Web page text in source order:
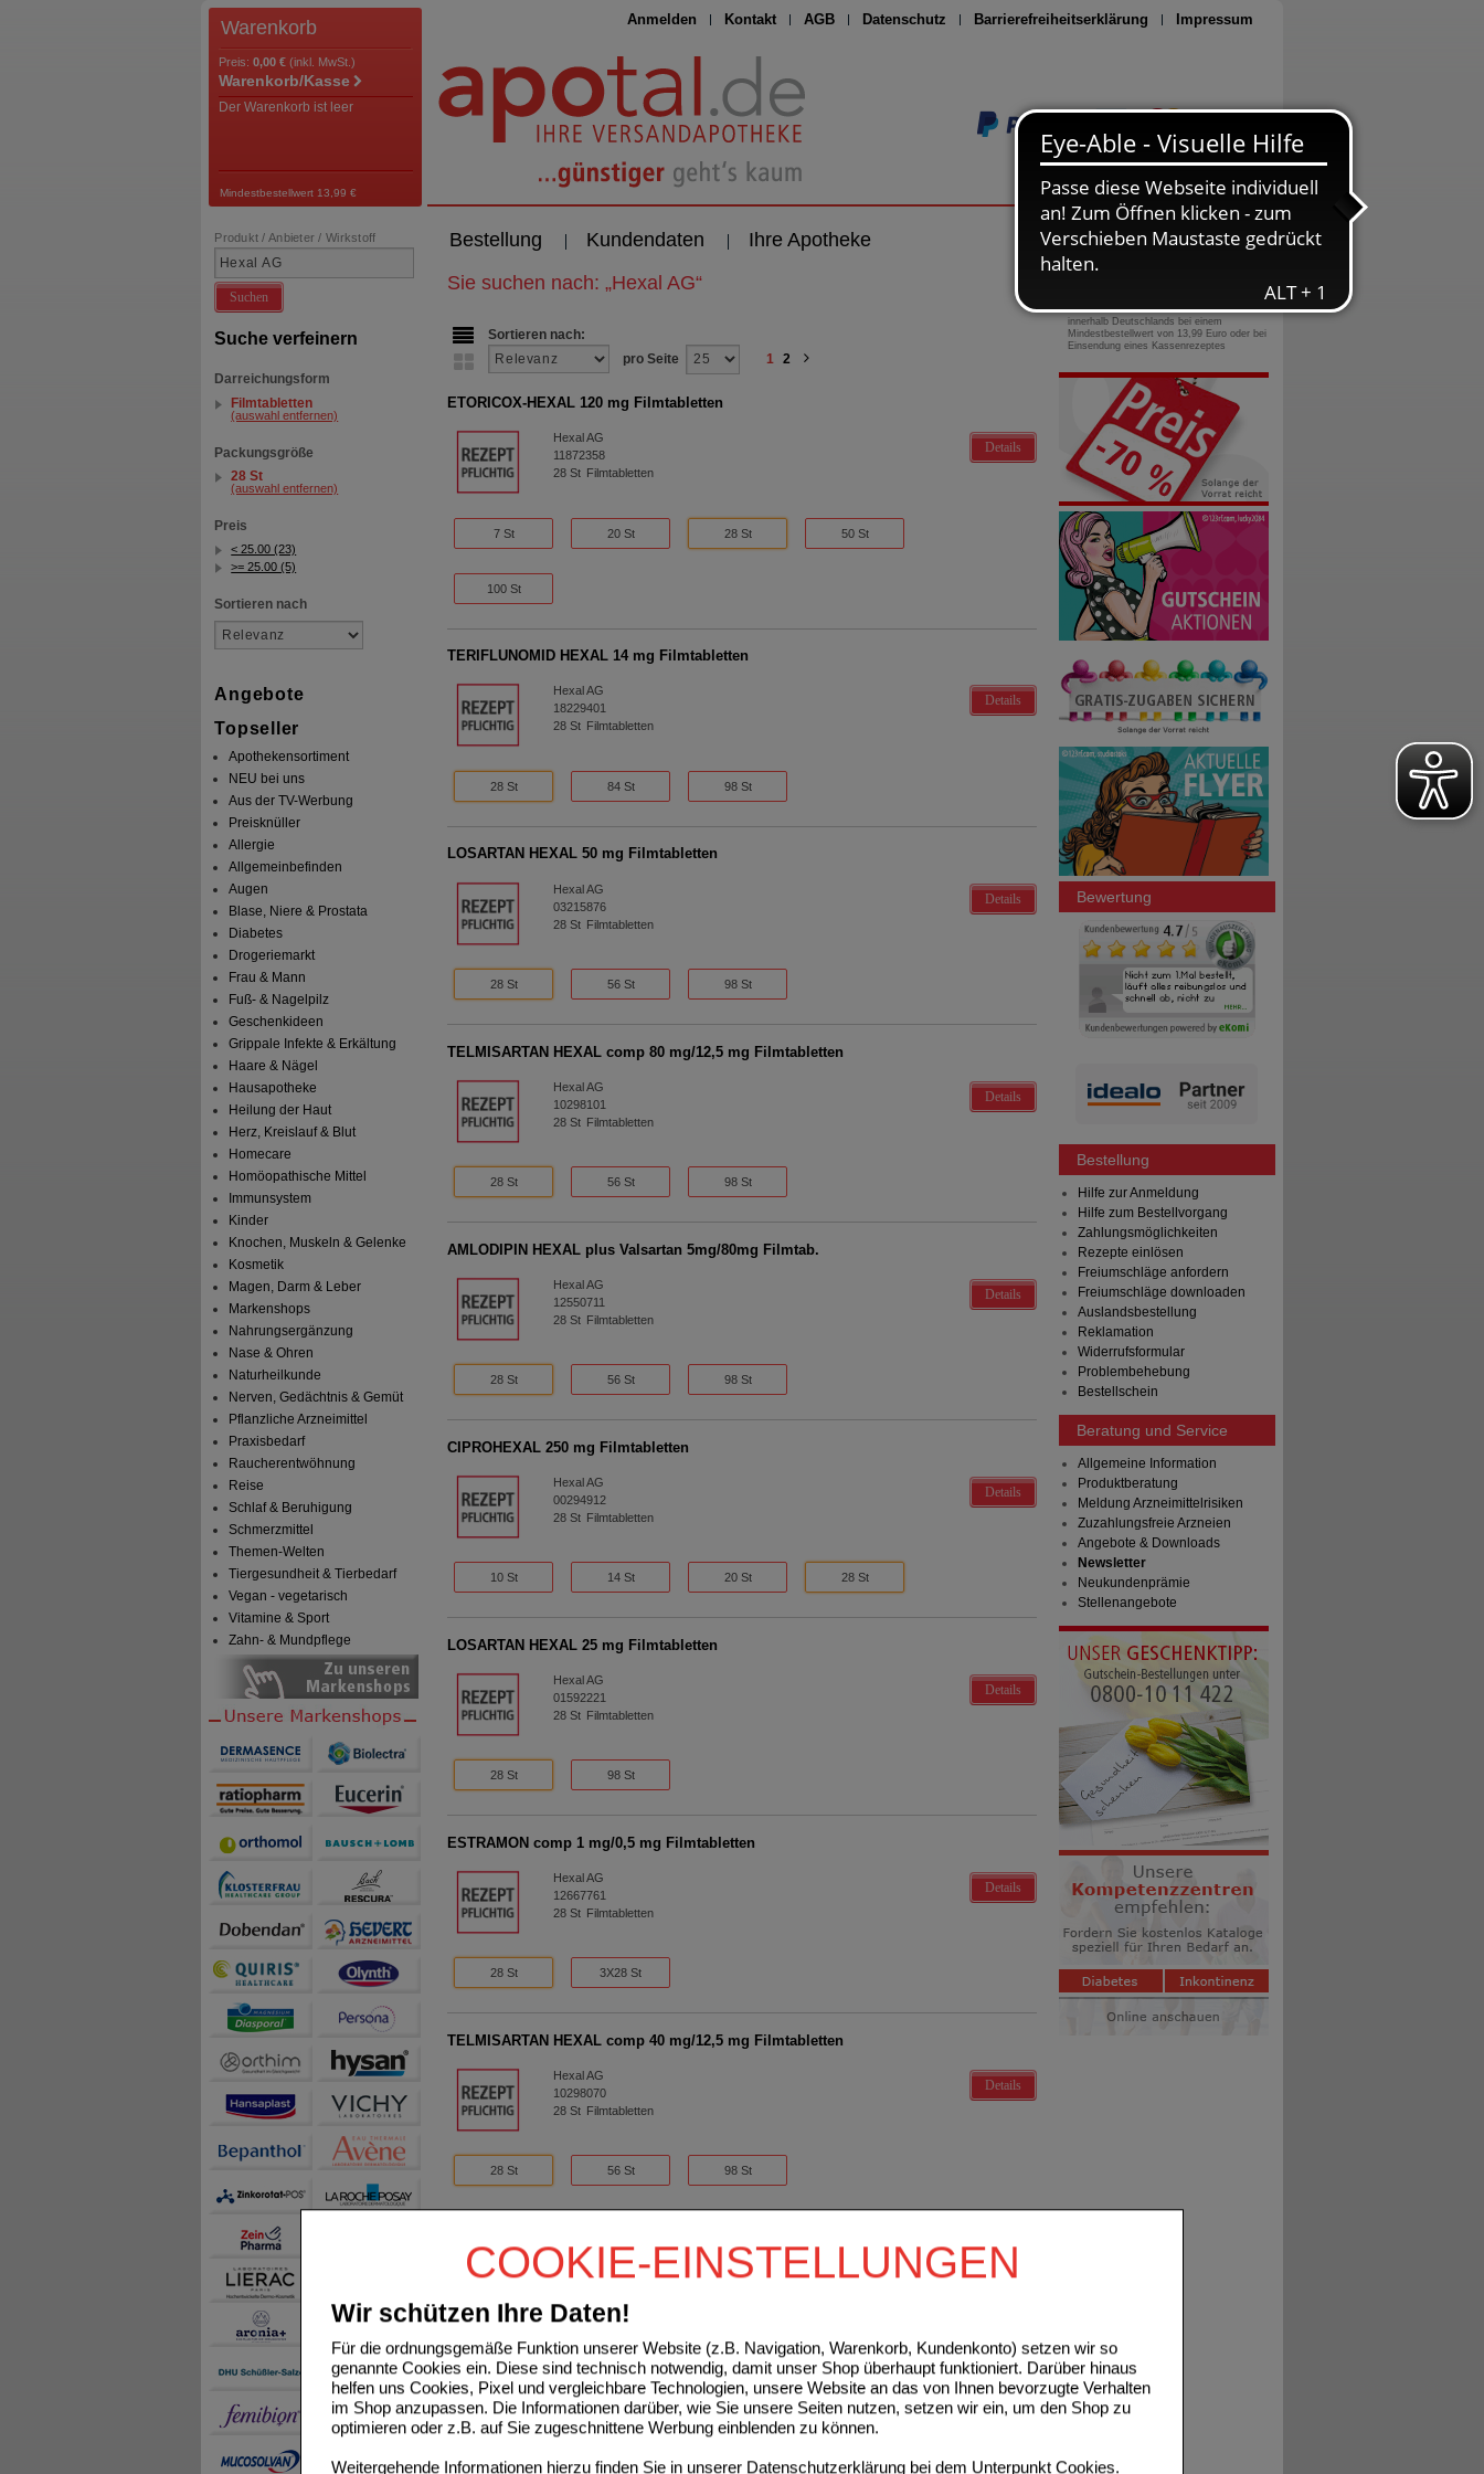
COOKIE-EINSTELLUNGEN
Wir schützen Ihre Daten!
Für die ordnungsgemäße Funktion unserer Website (z.B. Navigation, Warenkorb, Kundenkonto) setzen wir so
genannte Cookies ein. Diese sind technisch notwendig, damit unser Shop überhaupt funktioniert. Darüber hinaus
helfen uns Cookies, Pixel und vergleichbare Technologien, unsere Website an das von Ihnen bevorzugte Verhalten
im Shop anzupassen. Die Informationen darüber, wie Sie unsere Seiten nutzen, setzen wir ein, um den Shop zu
optimieren oder z.B. auf Sie zugeschnittene Werbung einblenden zu können.
Weitergehende Informationen hierzu finden Sie in unserer Datenschutzerklärung bei dem Unterpunkt Cookies.
Anmelden Kontakt AGB Datenschutz Barrierefreiheitserklärung Impressum
Seite drucken
Warenkorb
Preis: 0,00 € (inkl. MwSt.)
Warenkorb/Kasse
Der Warenkorb ist leer
Mindestbestellwert 13,99 €
Bestellung Kundendaten Ihre Apotheke
Produkt / Anbieter / Wirkstoff
Suchen
Suche verfeinern
Darreichungsform
Filmtabletten
(auswahl entfernen)
Packungsgröße
28 St
(auswahl entfernen)
Preis
< 25.00 (23)
>= 25.00 (5)
Sortieren nach
Angebote
Topseller
Apothekensortiment
NEU bei uns
Aus der TV-Werbung
Preisknüller
Allergie
Allgemeinbefinden
Augen
Blase, Niere & Prostata
Diabetes
Drogeriemarkt
Frau & Mann
Fuß- & Nagelpilz
Geschenkideen
Grippale Infekte & Erkältung
Haare & Nägel
Hausapotheke
Heilung der Haut
Herz, Kreislauf & Blut
Homecare
Homöopathische Mittel
Immunsystem
Kinder
Knochen, Muskeln & Gelenke
Kosmetik
Magen, Darm & Leber
Markenshops
Nahrungsergänzung
Nase & Ohren
Naturheilkunde
Nerven, Gedächtnis & Gemüt
Pflanzliche Arzneimittel
Praxisbedarf
Raucherentwöhnung
Reise
Schlaf & Beruhigung
Schmerzmittel
Themen-Welten
Tiergesundheit & Tierbedarf
Vegan - vegetarisch
Vitamine & Sport
Zahn- & Mundpflege
Sie suchen nach: „Hexal AG“
Sortieren nach:
pro Seite
1 2
ETORICOX-HEXAL 120 mg Filmtabletten
Hexal AG
11872358
28St Filmtabletten
Details
7 St 20 St 28 St 50 St
100 St
TERIFLUNOMID HEXAL 14 mg Filmtabletten
Hexal AG
18229401
28St Filmtabletten
Details
28 St 84 St 98 St
LOSARTAN HEXAL 50 mg Filmtabletten
Hexal AG
03215876
28St Filmtabletten
Details
28 St 56 St 98 St
TELMISARTAN HEXAL comp 80 mg/12,5 mg Filmtabletten
Hexal AG
10298101
28St Filmtabletten
Details
28 St 56 St 98 St
AMLODIPIN HEXAL plus Valsartan 5mg/80mg Filmtab.
Hexal AG
12550711
28St Filmtabletten
Details
28 St 56 St 98 St
CIPROHEXAL 250 mg Filmtabletten
Hexal AG
00294912
28St Filmtabletten
Details
10 St 14 St 20 St 28 St
LOSARTAN HEXAL 25 mg Filmtabletten
Hexal AG
01592221
28St Filmtabletten
Details
28 St 98 St
ESTRAMON comp 1 mg/0,5 mg Filmtabletten
Hexal AG
12667761
28St Filmtabletten
Details
28 St 3X28 St
TELMISARTAN HEXAL comp 40 mg/12,5 mg Filmtabletten
Hexal AG
10298070
28St Filmtabletten
Details
28 St 56 St 98 St
Hexal AG
28St Filmtabletten
Details
28 St 98 St
TELMISARTAN HEXAL comp 80 mg/25 mg Filmtabletten
Hexal AG
0800-10 11 422
gebührenfreie Rufnummer
innerhalb Deutschlands bei einem
Mindestbestellwert von 13,99 Euro oder bei
Einsendung eines Kassenrezeptes
Bewertung
Bestellung
Hilfe zur Anmeldung
Hilfe zum Bestellvorgang
Zahlungsmöglichkeiten
Rezepte einlösen
Freiumschläge anfordern
Freiumschläge downloaden
Auslandsbestellung
Reklamation
Widerrufsformular
Problembehebung
Bestellschein
Beratung und Service
Allgemeine Information
Produktberatung
Meldung Arzneimittelrisiken
Zuzahlungsfreie Arzneien
Angebote & Downloads
Newsletter
Neukundenprämie
Stellenangebote